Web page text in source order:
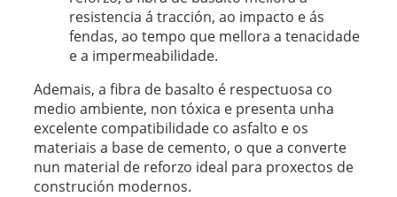
resistencia á tracción, ao impacto e ás
fendas, ao tempo que mellora a tenacidade
e a impermeabilidade.
Ademais, a fibra de basalto é respectuosa co
medio ambiente, non tóxica e presenta unha
excelente compatibilidade co asfalto e os
materiais a base de cemento, o que a converte
nun material de reforzo ideal para proxectos de
construción modernos.